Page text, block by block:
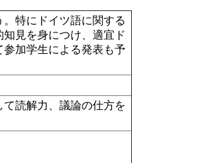
特にドイツ語に関する
見を身につけ、適宜ド
加学生による発表も予
読解力、議論の仕方を